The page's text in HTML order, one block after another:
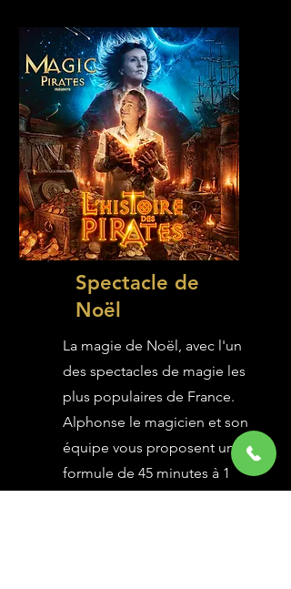
Spectacle de
Noël
La magie de Noël, avec l'un
des spectacles de magie les
plus populaires de France.
Alphonse le magicien et son
équipe vous proposent une
formule de 45 minutes à 1